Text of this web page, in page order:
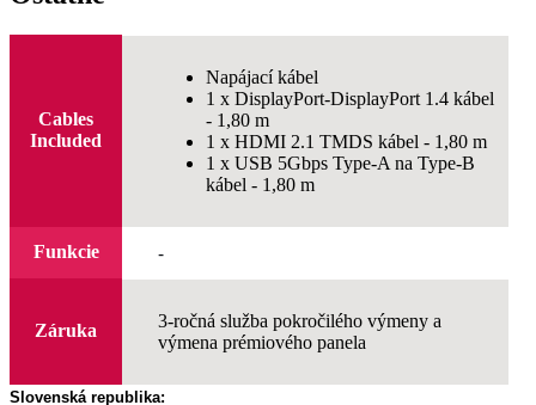
Cables
Included
Napájací kábel
1 x DisplayPort-DisplayPort 1.4 kábel
- 1,80 m
1 x HDMI 2.1 TMDS kábel - 1,80 m
1 x USB 5Gbps Type-A na Type-B
kábel - 1,80 m
Funkcie -
Záruka
3-ročná služba pokročilého výmeny a
výmena prémiového panela
Slovenská republika: